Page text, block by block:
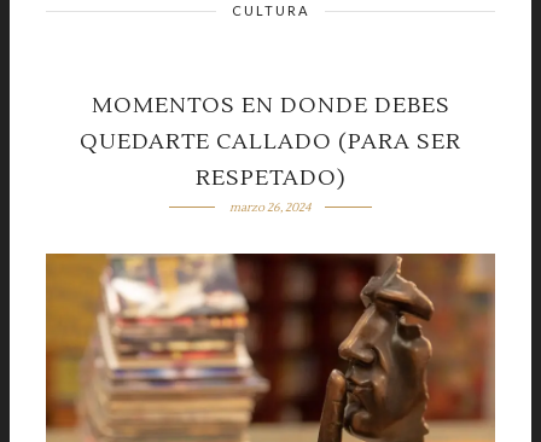
CULTURA
MOMENTOS EN DONDE DEBES
QUEDARTE CALLADO (PARA SER
RESPETADO)
marzo 26, 2024